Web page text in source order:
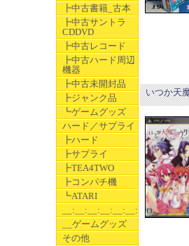
┣中古書籍_古本
┣中古サントラ
CDDVD
┣中古レコード
┣中古ハード周辺
機器
┣中古未開封品
┣ジャンク品
┗ゲームグッズ
ハード／サプライ
┣ハード
┣サプライ
┣TEA4TWO
┣コンパチ機
┗ATARI
__:__:__:__:__:__:__
__ゲームグッズ
その他
いつか天